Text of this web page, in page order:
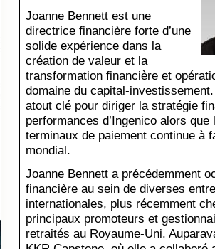
Joanne Bennett est une
directrice financière forte d’une
solide expérience dans la
création de valeur et la
transformation financière et
domaine du capital-
atout clé pour diriger la stratégie
performances d’Ingenico alors que
terminaux de paiement continue à
mondial.
Joanne Bennett a précédemment
financière au sein de diverses
internationales, plus récemment
principaux promoteurs et
retraités au Royaume-Uni.